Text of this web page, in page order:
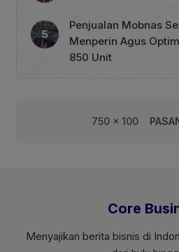
Penjualan Mobnas
Menperin Agus
850 Unit
750 x 100
Core
Menyajikan berita bisnis di